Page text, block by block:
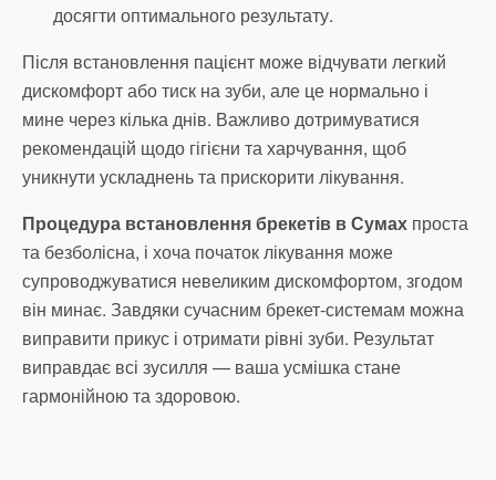
досягти оптимального результату.
Після встановлення пацієнт може відчувати легкий
дискомфорт або тиск на зуби, але це нормально і
мине через кілька днів. Важливо дотримуватися
рекомендацій щодо гігієни та харчування, щоб
уникнути ускладнень та прискорити лікування.
Процедура встановлення брекетів в Сумах проста
та безболісна, і хоча початок лікування може
супроводжуватися невеликим дискомфортом, згодом
він минає. Завдяки сучасним брекет-системам можна
виправити прикус і отримати рівні зуби. Результат
виправдає всі зусилля — ваша усмішка стане
гармонійною та здоровою.